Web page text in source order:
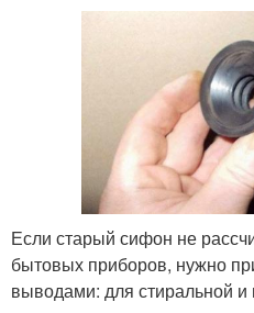
Если старый сифон не
бытовых приборов, нужно
выводами: для стиральной